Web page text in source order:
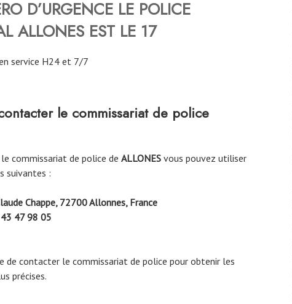
D’URGENCE LE POLICE
ALLONES EST LE 17
service H24 et 7/7
le commissariat de police
commissariat de police de ALLONES vous pouvez utiliser
suivantes :
Chappe, 72700 Allonnes, France
47 98 05
de contacter le commissariat de police pour obtenir les
précises.